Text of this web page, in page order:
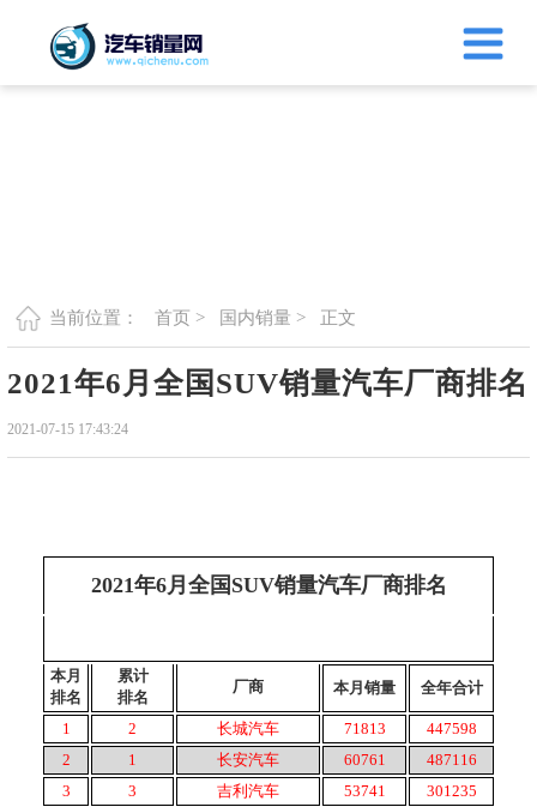
当前位置： 首页 > 国内销量 > 正文
2021年6月全国SUV销量汽车厂商排名
2021-07-15 17:43:24
2021年6月全国SUV销量汽车厂商排名
本月
排名
累计
排名
厂商 本月销量 全年合计
1 2 长城汽车 71813
447598
2
1 长安汽车 60761
487116
3
3 吉利汽车 53741
301235